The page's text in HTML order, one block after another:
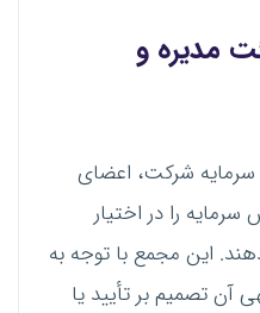
مدیره و
شرکت، اعضای
را در اختیار
این مجمع با توجه به
تصمیم بر تأیید یا